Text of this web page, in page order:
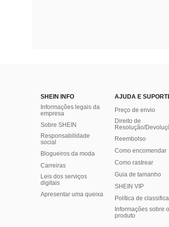
SHEIN INFO
Informações legais da
empresa
Sobre SHEIN
Responsabilidade
social
Blogueiros da moda
Carreiras
Leis dos serviços
digitais
Apresentar uma queixa
AJUDA E
Preço de envio
Direito de
Resolução/
Reembolso
Como encomendar
Como rastrear
Guia de tamanho
SHEIN VIP
Política de
​Informações sobre o
produto